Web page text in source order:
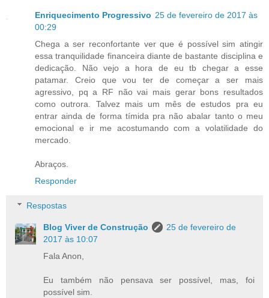
Enriquecimento Progressivo 25 de fevereiro de 2017 às
00:29
Chega a ser reconfortante ver que é possível sim atingir
essa tranquilidade financeira diante de bastante disciplina e
dedicação. Não vejo a hora de eu tb chegar a esse
patamar. Creio que vou ter de começar a ser mais
agressivo, pq a RF não vai mais gerar bons resultados
como outrora. Talvez mais um mês de estudos pra eu
entrar ainda de forma tímida pra não abalar tanto o meu
emocional e ir me acostumando com a volatilidade do
mercado.
Abraços.
Responder
Respostas
Blog Viver de Construção
25 de fevereiro de
2017 às 10:07
Fala Anon,
Eu também não pensava ser possível, mas, foi
possível sim.